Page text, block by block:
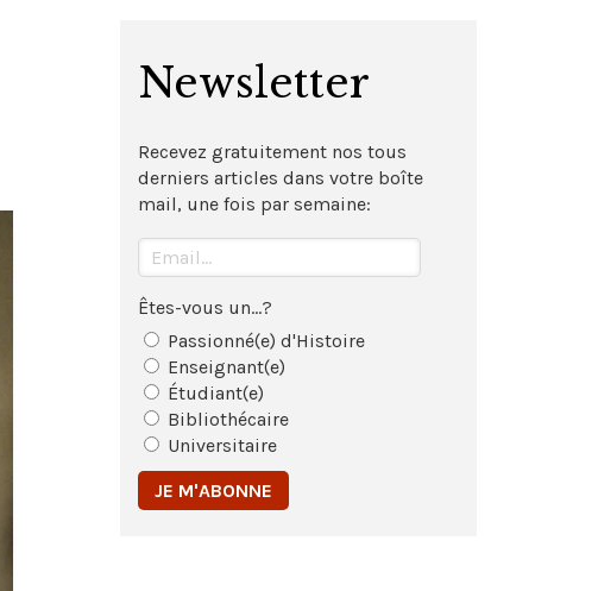
Newsletter
Recevez gratuitement nos tous
derniers articles dans votre boîte
mail, une fois par semaine:
Êtes-vous un...?
Passionné(e) d'Histoire
Enseignant(e)
Étudiant(e)
Bibliothécaire
Universitaire